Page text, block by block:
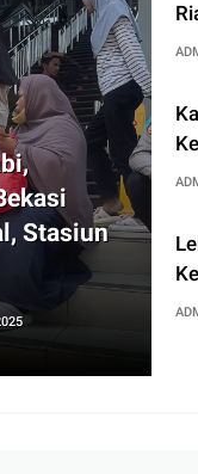
Stasiun